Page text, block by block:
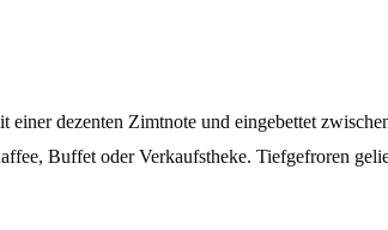
dezenten Zimtnote und eingebettet
Buffet oder Verkaufstheke. Tiefgefroren